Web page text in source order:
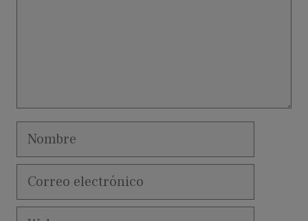
Nombre
Correo
Web